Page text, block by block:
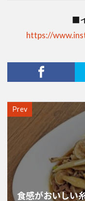
■
https://
Prev
食感がおいしい